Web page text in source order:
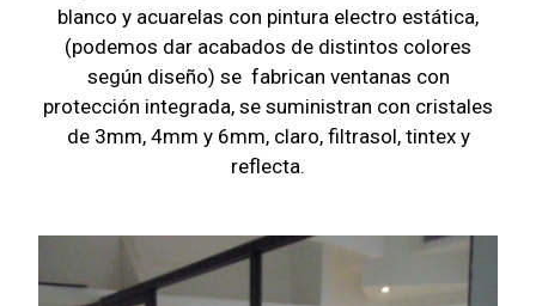
blanco y acuarelas con pintura electro estática,
(podemos dar acabados de distintos colores
según diseño) se fabrican ventanas con
protección integrada, se suministran con cristales
de 3mm, 4mm y 6mm, claro, filtrasol, tintex y
reflecta.